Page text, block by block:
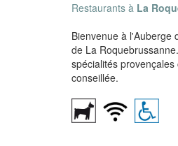
Restaurants à La
Bienvenue à l'Auberge
de La
spécialités
conseillée.